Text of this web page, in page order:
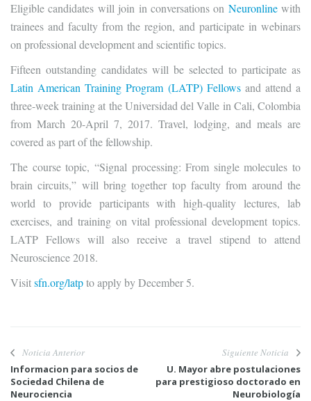
Eligible candidates will join in conversations on Neuronlinewith
trainees and faculty from the region, and participate in webinars
on professional development and scientific topics.
Fifteen outstanding candidates will be selected to participate as
Latin American Training Program (LATP) Fellowsand attend a
three-week training at the Universidad del Valle in Cali, Colombia
from March 20-April 7, 2017. Travel, lodging, and meals are
covered as part of the fellowship.
The course topic, “Signal processing: From single molecules to
brain circuits,” will bring together top faculty from around the
world to provide participants with high-quality lectures, lab
exercises, and training on vital professional development topics.
LATP Fellows will also receive a travel stipend to attend
Neuroscience 2018.
Visitsfn.org/latpto apply by December 5.
Noticia Anterior
Informacion para socios de
Sociedad Chilena de
Neurociencia
Siguiente Noticia
U. Mayor abre postulaciones
para prestigioso doctorado en
Neurobiología